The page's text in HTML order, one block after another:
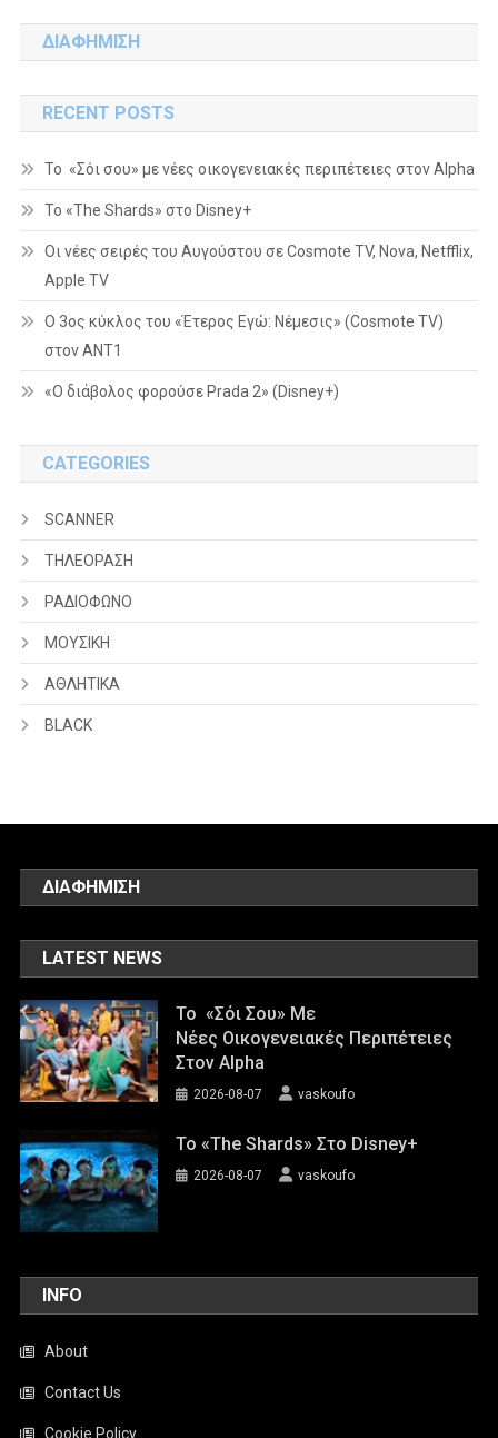
ΔΙΑΦΗΜΙΣΗ
RECENT POSTS
Το «Σόι σου» με νέες οικογενειακές περιπέτειες στον Alpha
To «The Shards» στο Disney+
Οι νέες σειρές του Αυγούστου σε Cosmote TV, Nova, Netfflix,
Apple TV
Ο 3ος κύκλος του «Έτερος Εγώ: Νέμεσις» (Cosmote TV)
στον ΑΝΤ1
«Ο διάβολος φορούσε Prada 2» (Disney+)
CATEGORIES
SCANNER
ΤΗΛΕΟΡΑΣΗ
ΡΑΔΙΟΦΩΝΟ
ΜΟΥΣΙΚΗ
ΑΘΛΗΤΙΚΑ
BLACK
ΔΙΑΦΗΜΙΣΗ
LATEST NEWS
Το «Σόι Σου» Με
Νέες Οικογενειακές Περιπέτειες
Στον Alpha
2026-08-07 vaskoufo
To «The Shards» Στο Disney+
2026-08-07 vaskoufo
INFO
About
Contact Us
Cookie Policy